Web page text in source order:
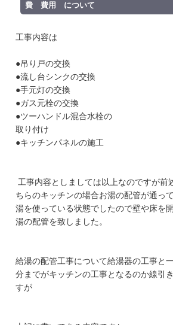
費 費用 について
工事内容は
●吊り戸の交換
●流し台シンクの交換
●手元灯の交換
●ガス元栓の交換
●ツーハンドル混合水栓の
取り付け
●キッチンパネルの施工
工事内容としましては以上なのですが前
ちらのキッチンの場合お湯の配管が通っ
湯を使っている状態でしたので壁や床を
湯の配管を致しました。
給湯の配管工事について給湯器の工事と
分までがキッチンの工事となるのか線引
すが